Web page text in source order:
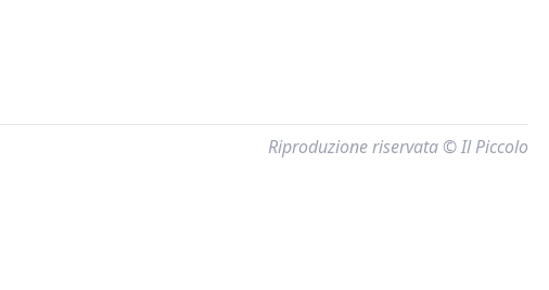
Riproduzione riservata © Il Piccolo